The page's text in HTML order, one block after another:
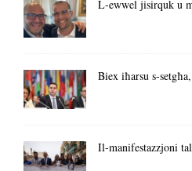
L-ewwel jisirquk u
Biex iħarsu s-
Il-manifestazzjoni